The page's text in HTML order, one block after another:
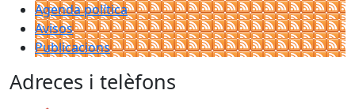
Agenda política
Avisos
Publicacions
Adreces i telèfons